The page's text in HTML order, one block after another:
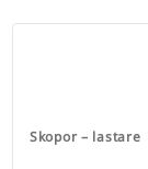
Skopor – lastare